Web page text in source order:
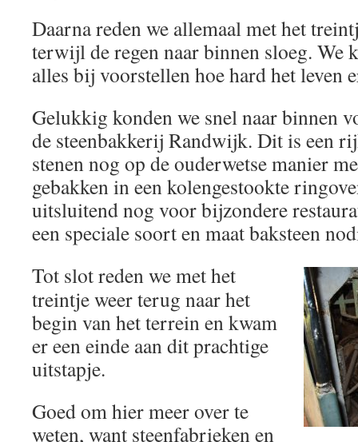
Daarna reden we allemaal met het
terwijl de regen naar binnen sloeg. We
alles bij voorstellen hoe hard het leven
Gelukkig konden we snel naar binnen
de steenbakkerij Randwijk. Dit is een
stenen nog op de ouderwetse manier
gebakken in een kolengestookte
uitsluitend nog voor bijzondere
een speciale soort en maat baksteen
Tot slot reden we met het
treintje weer terug naar het
begin van het terrein en kwam
er een einde aan dit prachtige
uitstapje.
Goed om hier meer over te
weten, want steenfabrieken en